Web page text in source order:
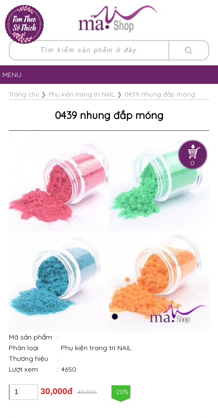
0
MENU
Trang chủ❯ Phụ kiện trang trí NAIL ❯ 0439 nhung đắp móng
0439 nhung đắp móng
Mã sản phẩm
:
Phân loại
: Phụ kiện trang trí NAIL
Thương hiệu
:
Lượt xem
30,000đ